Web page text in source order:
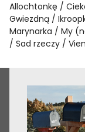
Allochtonkę
Gwiezdną
Marynarka
My
Sad rzeczy